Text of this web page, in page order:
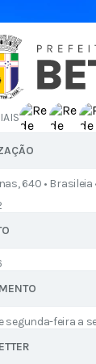
640 • Brasileia
segunda-feira a